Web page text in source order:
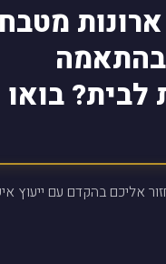
בהתאמה
לבית? בואו
אליכם בהקדם עם ייעוץ